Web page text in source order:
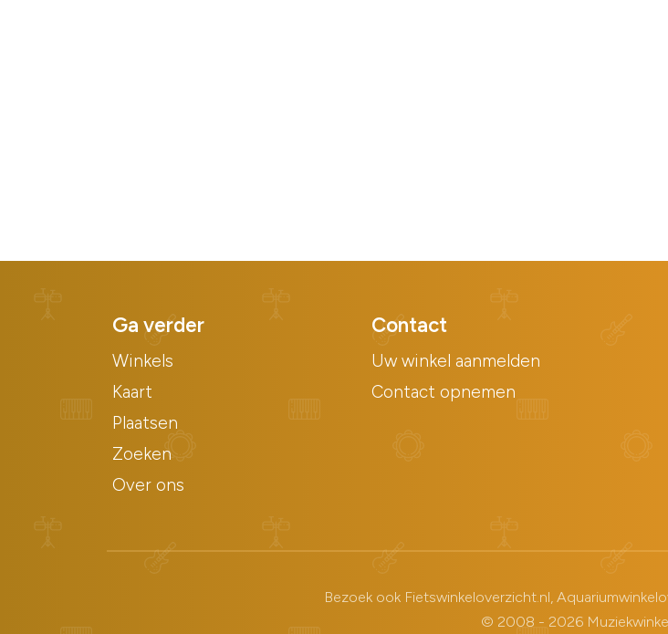
Ga verder
Winkels
Kaart
Plaatsen
Zoeken
Over ons
Contact
Uw winkel aanmelden
Contact opnemen
Bezoek ook Fietswinkeloverzicht.nl,
© 2008 - 2026